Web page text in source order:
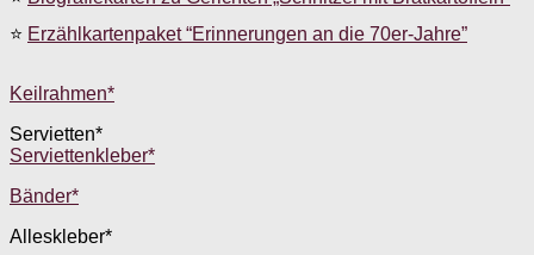
⭐ Erzählkartenpaket “Erinnerungen an die 70er-Jahre”
Keilrahmen*
Servietten*
Serviettenkleber*
Bänder*
Alleskleber*